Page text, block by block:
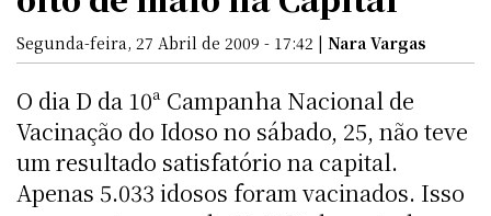
Segunda-feira, 27 Abril de 2009 - 17:42 | Nara Vargas
O dia D da 10ª Campanha Nacional de
Vacinação do Idoso no sábado, 25, não teve
um resultado satisfatório na capital.
Apenas 5.033 idosos foram vacinados. Isso